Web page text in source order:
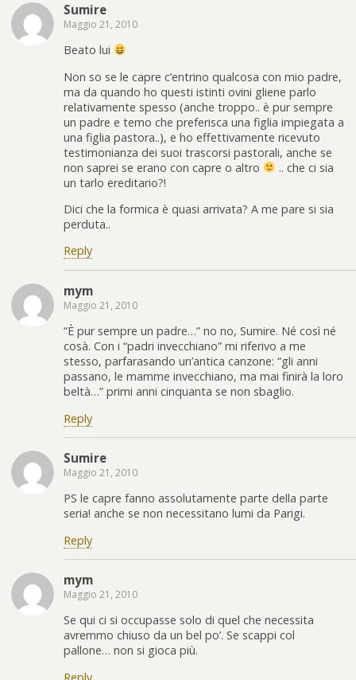
Sumire
Maggio 21, 2010
Beato lui
Non so se le capre c’entrino qualcosa con mio padre,
ma da quando ho questi istinti ovini gliene parlo
relativamente spesso (anche troppo.. è pur sempre
un padre e temo che preferisca una figlia impiegata a
una figlia pastora..), e ho effettivamente ricevuto
testimonianza dei suoi trascorsi pastorali, anche se
non saprei se erano con capre o altro
.. che ci sia
un tarlo ereditario?!
Dici che la formica è quasi arrivata? A me pare si sia
perduta..
Reply
mym
Maggio 21, 2010
“È pur sempre un padre…” no no, Sumire. Né così né
cosà. Con i “padri invecchiano” mi riferivo a me
stesso, parfarasando un’antica canzone: “gli anni
passano, le mamme invecchiano, ma mai finirà la loro
beltà…” primi anni cinquanta se non sbaglio.
Reply
Sumire
Maggio 21, 2010
PS le capre fanno assolutamente parte della parte
seria! anche se non necessitano lumi da Parigi.
Reply
mym
Maggio 21, 2010
Se qui ci si occupasse solo di quel che necessita
avremmo chiuso da un bel po’. Se scappi col
pallone… non si gioca più.